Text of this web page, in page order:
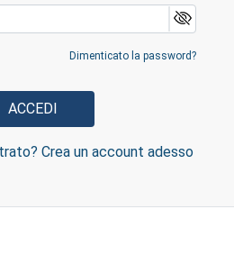
Dimenticato la password?
Crea un account adesso